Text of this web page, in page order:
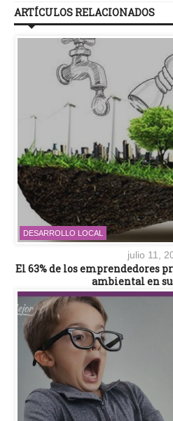
ARTÍCULOS RELACIONADOS
DESARROLLO LOCAL
julio 11,
El 63% de los emprendedores
ambiental en